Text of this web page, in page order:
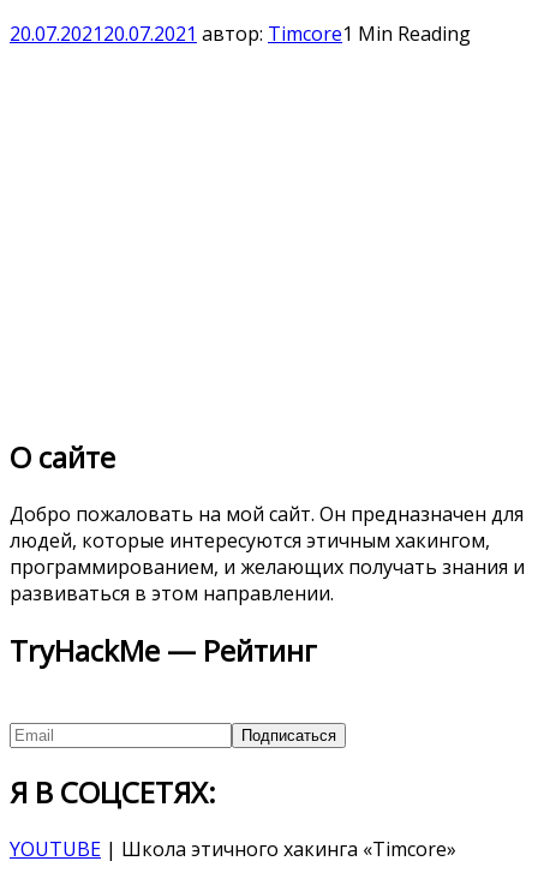
20.07.202120.07.2021 автор: Timcore1 Min Reading
О сайте
Добро пожаловать на мой сайт. Он предназначен для
людей, которые интересуются этичным хакингом,
программированием, и желающих получать знания и
развиваться в этом направлении.
TryHackMe — Рейтинг
Я В СОЦСЕТЯХ:
YOUTUBE | Школа этичного хакинга «Timcore»